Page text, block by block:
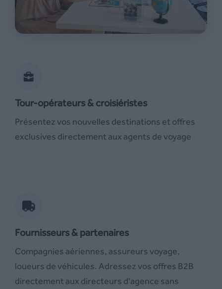
Tour-opérateurs & croisiéristes
Présentez vos nouvelles destinations et offres
exclusives directement aux agents de voyage
Fournisseurs & partenaires
Compagnies aériennes, assureurs voyage,
loueurs de véhicules. Adressez vos offres B2B
directement aux directeurs d'agence sans